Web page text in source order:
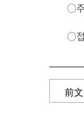
○주
○
前文